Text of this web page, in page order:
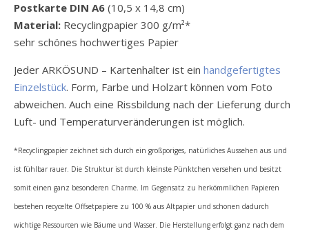
Postkarte DIN A6 (10,5 x 14,8 cm)
Material: Recyclingpapier 300 g/m²*
sehr schönes hochwertiges Papier
Jeder ARKÖSUND – Kartenhalter ist ein handgefertigtes
Einzelstück. Form, Farbe und Holzart können vom Foto
abweichen. Auch eine Rissbildung nach der Lieferung durch
Luft- und Temperaturveränderungen ist möglich.
*Recyclingpapier zeichnet sich durch ein großporiges, natürliches Aussehen aus und
ist fühlbar rauer. Die Struktur ist durch kleinste Pünktchen versehen und besitzt
somit einen ganz besonderen Charme. Im Gegensatz zu herkömmlichen Papieren
bestehen recycelte Offsetpapiere zu 100 % aus Altpapier und schonen dadurch
wichtige Ressourcen wie Bäume und Wasser. Die Herstellung erfolgt ganz nach dem